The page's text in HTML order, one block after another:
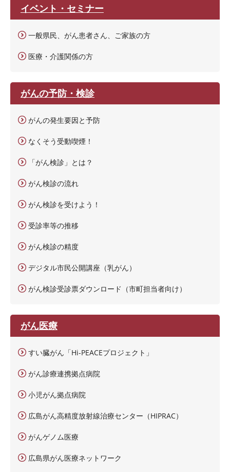
イベント・セミナー
一般県民、がん患者さん、ご家族の方
医療・介護関係の方
がんの予防・検診
がんの発生要因と予防
なくそう受動喫煙！
「がん検診」とは？
がん検診の流れ
がん検診を受けよう！
受診率等の推移
がん検診の精度
デジタル市民公開講座（乳がん）
がん検診受診票ダウンロード（市町担当者向け）
がん医療
すい臓がん「Hi-PEACEプロジェクト」
がん診療連携拠点病院
小児がん拠点病院
広島がん高精度放射線治療センター（HIPRAC）
がんゲノム医療
広島県がん医療ネットワーク